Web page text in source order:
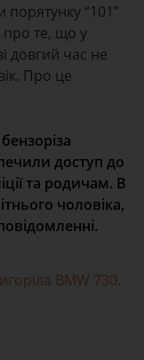
“101”
про те, що у
довгий час не
Про це
доступ до
та родичам. В
чоловіка,
BMW 730.